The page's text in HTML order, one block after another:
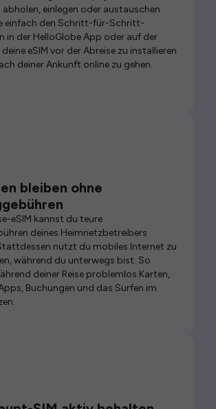
abholen, einlegen oder austauschen
einfach den Schritt-für-Schritt-
in der HelloGlobe App oder auf der
eSIM vor der Abreise zu installieren
deiner Ankunft online zu gehen.
bleiben ohne
eSIM kannst du teure
deines Heimnetzbetreibers
nutzt du mobiles Internet zu
während du unterwegs bist. So
deiner Reise problemlos Karten,
Buchungen und das Surfen im